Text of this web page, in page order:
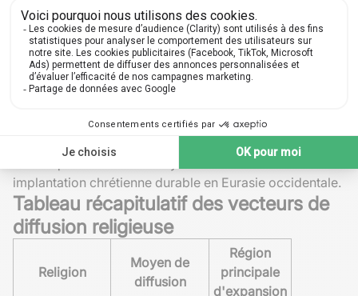
Turkménistan actuel.
Traduction de la Bible en langues locales pour
toucher davantage de convertis potentiels.
Création de lieux de culte et d'hôpitaux offrant des
services aux voyageurs, indépendamment de leur
Cette approche humanitaire attirait souvent ceux qui
cherchaient une alternative aux religions locales, alors
même que les influences byzantines favorisaient une
implantation chrétienne durable en Eurasie occidentale.
Tableau récapitulatif des vecteurs de
diffusion religieuse
Religion
Moyen de
diffusion
Région
principale
d'expansion